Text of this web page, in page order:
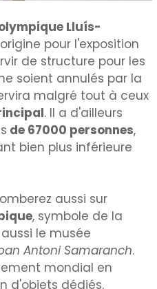
Lluís-
pour l'exposition
de structure pour les
soient annulés par la
malgré tout à ceux
. Il a d'ailleurs
de 67000 personnes,
bien plus inférieure
aussi sur
, symbole de la
le musée
Antoni Samaranch.
mondial en
d'objets dédiés.